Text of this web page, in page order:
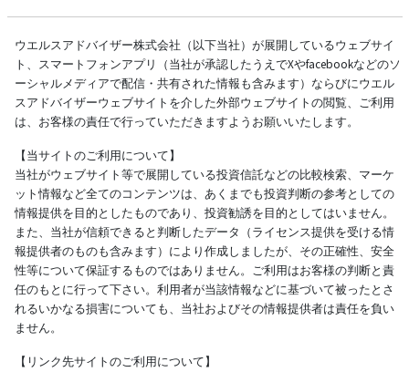
ウエルスアドバイザー株式会社（以下当社）が展開しているウェブサイ
ト、スマートフォンアプリ（当社が承認したうえでXやfacebookなどのソ
ーシャルメディアで配信・共有された情報も含みます）ならびにウエル
スアドバイザーウェブサイトを介した外部ウェブサイトの閲覧、ご利用
は、お客様の責任で行っていただきますようお願いいたします。
【当サイトのご利用について】
当社がウェブサイト等で展開している投資信託などの比較検索、マーケ
ット情報など全てのコンテンツは、あくまでも投資判断の参考としての
情報提供を目的としたものであり、投資勧誘を目的としてはいません。
また、当社が信頼できると判断したデータ（ライセンス提供を受ける情
報提供者のものも含みます）により作成しましたが、その正確性、安全
性等について保証するものではありません。ご利用はお客様の判断と責
任のもとに行って下さい。利用者が当該情報などに基づいて被ったとさ
れるいかなる損害についても、当社およびその情報提供者は責任を負い
ません。
【リンク先サイトのご利用について】